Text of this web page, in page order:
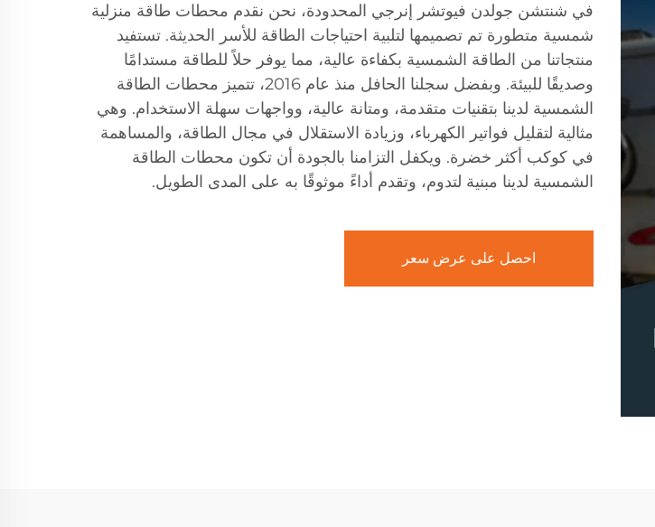
في شنتشن جولدن فيوتشر إنرجي المحدودة، نحن نقدم محطات طاقة منزلية
شمسية متطورة تم تصميمها لتلبية احتياجات الطاقة للأسر الحديثة. تستفيد
منتجاتنا من الطاقة الشمسية بكفاءة عالية، مما يوفر حلاً للطاقة مستدامًا
وصديقًا للبيئة. وبفضل سجلنا الحافل منذ عام 2016، تتميز محطات الطاقة
الشمسية لدينا بتقنيات متقدمة، ومتانة عالية، وواجهات سهلة الاستخدام. وهي
مثالية لتقليل فواتير الكهرباء، وزيادة الاستقلال في مجال الطاقة، والمساهمة
في كوكب أكثر خضرة. ويكفل التزامنا بالجودة أن تكون محطات الطاقة
الشمسية لدينا مبنية لتدوم، وتقدم أداءً موثوقًا به على المدى الطويل.
احصل على عرض سعر